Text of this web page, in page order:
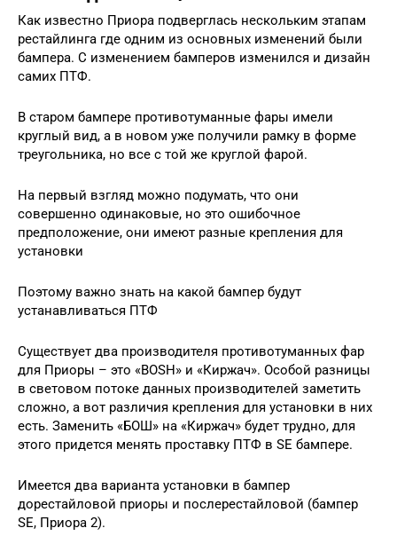
Как известно Приора подверглась нескольким этапам
рестайлинга где одним из основных изменений были
бампера. С изменением бамперов изменился и дизайн
самих ПТФ.
В старом бампере противотуманные фары имели
круглый вид, а в новом уже получили рамку в форме
треугольника, но все с той же круглой фарой.
На первый взгляд можно подумать, что они
совершенно одинаковые, но это ошибочное
предположение, они имеют разные крепления для
установки
Поэтому важно знать на какой бампер будут
устанавливаться ПТФ
Существует два производителя противотуманных фар
для Приоры – это «BOSH» и «Киржач». Особой разницы
в световом потоке данных производителей заметить
сложно, а вот различия крепления для установки в них
есть. Заменить «БОШ» на «Киржач» будет трудно, для
этого придется менять проставку ПТФ в SE бампере.
Имеется два варианта установки в бампер
дорестайловой приоры и послерестайловой (бампер
SE, Приора 2).